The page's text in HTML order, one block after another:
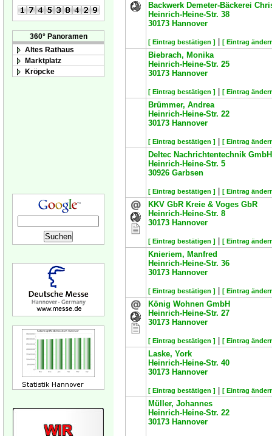
360° Panoramen
Altes Rathaus
Marktplatz
Kröpcke
Backwerk Demeter-Bäckerei
Heinrich-Heine-Str. 38
30173 Hannover
[ Eintrag bestätigen ] [ Eintrag
Biebrach, Monika
Heinrich-Heine-Str. 25
30173 Hannover
[ Eintrag bestätigen ] [ Eintrag
Brümmer, Andrea
Heinrich-Heine-Str. 22
30173 Hannover
[ Eintrag bestätigen ] [ Eintrag
Deltec Nachrichtentechnik GmbH
Heinrich-Heine-Str. 5
30926 Garbsen
[ Eintrag bestätigen ] [ Eintrag
KKV GbR Kreie & Voges GbR
Heinrich-Heine-Str. 8
30173 Hannover
[ Eintrag bestätigen ] [ Eintrag
Knieriem, Manfred
Heinrich-Heine-Str. 36
30173 Hannover
[ Eintrag bestätigen ] [ Eintrag
König Wohnen GmbH
Heinrich-Heine-Str. 27
30173 Hannover
[ Eintrag bestätigen ] [ Eintrag
Laske, York
Heinrich-Heine-Str. 40
30173 Hannover
[ Eintrag bestätigen ] [ Eintrag
Müller, Johannes
Heinrich-Heine-Str. 22
30173 Hannover